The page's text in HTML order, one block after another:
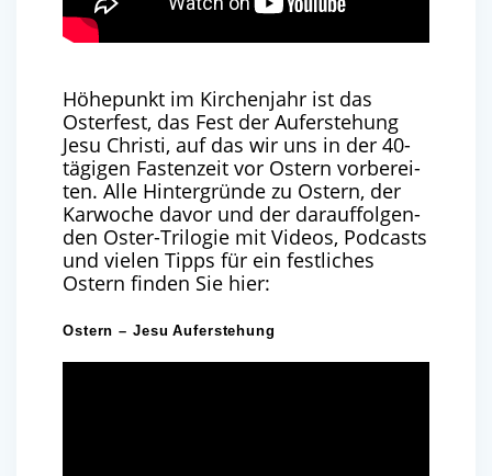
Höhe­punkt im Kir­chen­jahr ist das
Oster­fest, das Fest der Auf­er­ste­hung
Jesu Chris­ti, auf das wir uns in der 40-
tägi­gen Fas­ten­zeit vor Ostern vor­be­rei­
ten. Alle Hin­ter­grün­de zu Ostern, der
Kar­wo­che davor und der dar­auf­fol­gen­
den Oster-Tri­lo­gie mit Vide­os, Pod­casts
und vie­len Tipps für ein fest­li­ches
Ostern fin­den Sie hier:
Ostern – Jesu Auferstehung